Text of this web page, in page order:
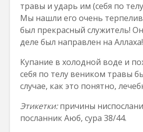
травы и ударь им (себя по
Мы нашли его очень
был прекрасный служитель!
деле был направлен на
Купание в холодной воде и
себя по телу веником травы
случае, как это понятно,
Этикетки:причины
посланник Аюб, сура 38/44.